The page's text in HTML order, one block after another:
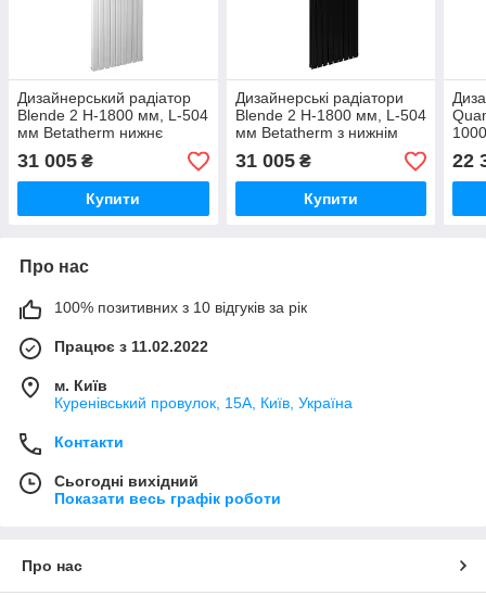
Дизайнерський радіатор
Blende 2 H-1800 мм, L-504
мм Betatherm нижнє
підключення
31 005 ₴
Купити
Дизайнерські радіатори
Blende 2 H-1800 мм, L-504
мм Betatherm з нижнім
підключенням
31 005₴
Купити
22
Про нас
100% позитивних з 10 відгуків за рік
Працює з 11.02.2022
м. Київ
Куренівський провулок, 15А, Київ, Україна
Контакти
Сьогодні вихідний
Показати весь графік роботи
Про нас